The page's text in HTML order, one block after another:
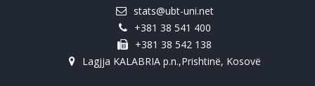
stats@ubt-uni.net
+381 38 541 400
+381 38 542 138
Lagjja KALABRIA p.n.,Prishtinë, Kosovë